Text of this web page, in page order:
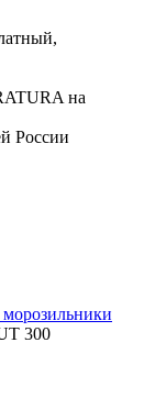
на
России
морозильники
300